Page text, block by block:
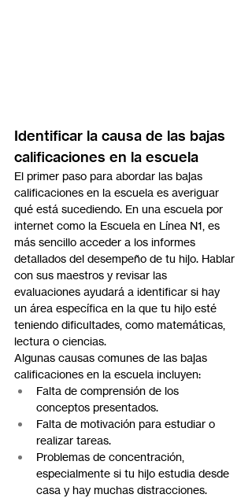
Identificar la causa de las bajas
calificaciones en la escuela
El primer paso para abordar las bajas
calificaciones en la escuela es averiguar
qué está sucediendo. En una escuela por
internet como la Escuela en Línea N1, es
más sencillo acceder a los informes
detallados del desempeño de tu hijo. Hablar
con sus maestros y revisar las
evaluaciones ayudará a identificar si hay
un área específica en la que tu hijo esté
teniendo dificultades, como matemáticas,
lectura o ciencias.
Algunas causas comunes de las bajas
calificaciones en la escuela incluyen:
Falta de comprensión de los
conceptos presentados.
Falta de motivación para estudiar o
realizar tareas.
Problemas de concentración,
especialmente si tu hijo estudia desde
casa y hay muchas distracciones.